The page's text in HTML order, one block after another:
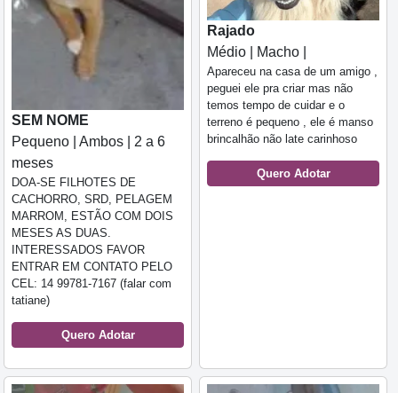
SEM NOME
Pequeno | Ambos | 2 a 6
meses
DOA-SE FILHOTES DE
CACHORRO, SRD, PELAGEM
MARROM, ESTÃO COM DOIS
MESES AS DUAS.
INTERESSADOS FAVOR
ENTRAR EM CONTATO PELO
CEL: 14 99781-7167 (falar com
tatiane)
Quero Adotar
Rajado
Médio | Macho |
Apareceu na casa de um amigo ,
peguei ele pra criar mas não
temos tempo de cuidar e o
terreno é pequeno , ele é manso
brincalhão não late carinhoso
Quero Adotar